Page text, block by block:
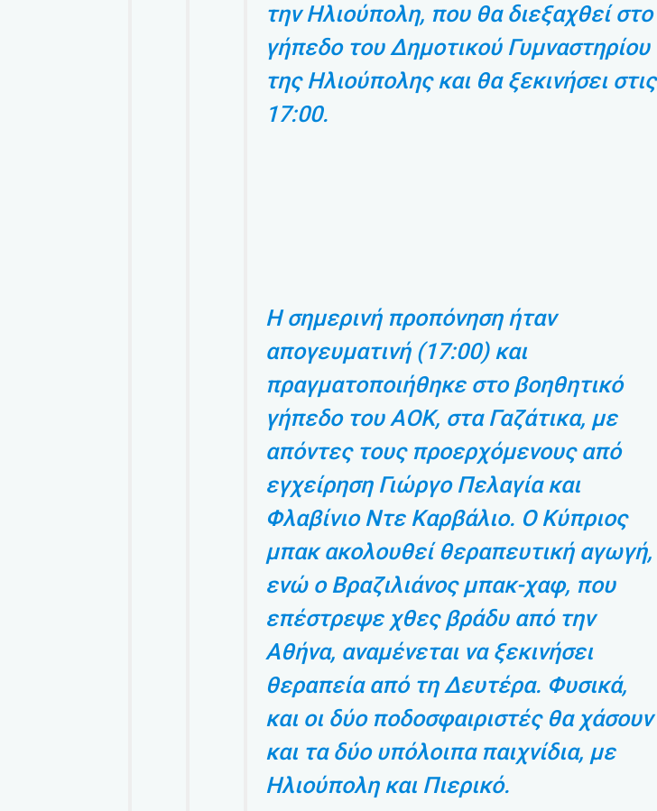
την Ηλιούπολη, που θα διεξαχθεί στο
γήπεδο του Δημοτικού Γυμναστηρίου
της Ηλιούπολης και θα ξεκινήσει στις
17:00.
Η σημερινή προπόνηση ήταν
απογευματινή (17:00) και
πραγματοποιήθηκε στο βοηθητικό
γήπεδο του ΑΟΚ, στα Γαζάτικα, με
απόντες τους προερχόμενους από
εγχείρηση Γιώργο Πελαγία και
Φλαβίνιο Ντε Καρβάλιο. Ο Κύπριος
μπακ ακολουθεί θεραπευτική αγωγή,
ενώ ο Βραζιλιάνος μπακ-χαφ, που
επέστρεψε χθες βράδυ από την
Αθήνα, αναμένεται να ξεκινήσει
θεραπεία από τη Δευτέρα. Φυσικά,
και οι δύο ποδοσφαιριστές θα χάσουν
και τα δύο υπόλοιπα παιχνίδια, με
Ηλιούπολη και Πιερικό.